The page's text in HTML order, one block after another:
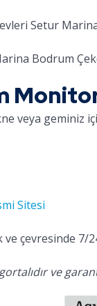
Setur
Bodrum
veya geminiz
Sitesi
çevresinde 7/
ve